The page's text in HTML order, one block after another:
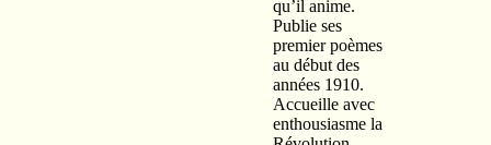
qu’il anime.
Publie ses
premier poèmes
au début des
années 1910.
Accueille avec
enthousiasme la